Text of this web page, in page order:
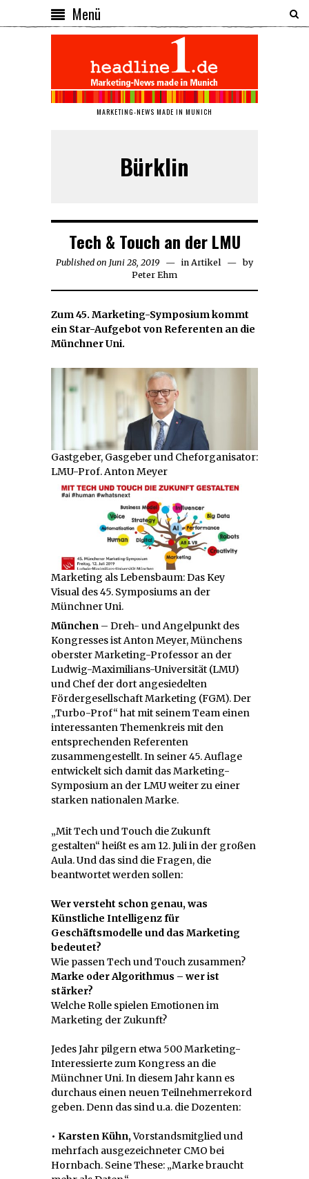
Menü
MARKETING-NEWS MADE IN MUNICH
Bürklin
Tech & Touch an der LMU
Published on Juni 28, 2019 Juni
28,
2019
in Artikel
by
Peter Ehm
Zum 45. Marketing-Symposium kommt
ein Star-Aufgebot von Referenten an die
Münchner Uni.
Gastgeber, Gasgeber und Cheforganisator:
LMU-Prof. Anton Meyer
Marketing als Lebensbaum: Das Key
Visual des 45. Symposiums an der
Münchner Uni.
München – Dreh- und Angelpunkt des
Kongresses ist Anton Meyer, Münchens
oberster Marketing-Professor an der
Ludwig-Maximilians-Universität (LMU)
und Chef der dort angesiedelten
Fördergesellschaft Marketing (FGM). Der
„Turbo-Prof“ hat mit seinem Team einen
interessanten Themenkreis mit den
entsprechenden Referenten
zusammengestellt. In seiner 45. Auflage
entwickelt sich damit das Marketing-
Symposium an der LMU weiter zu einer
starken nationalen Marke.
„Mit Tech und Touch die Zukunft
gestalten“ heißt es am 12. Juli in der großen
Aula. Und das sind die Fragen, die
beantwortet werden sollen:
Wer versteht schon genau, was
Künstliche Intelligenz für
Geschäftsmodelle und das Marketing
bedeutet?
Wie passen Tech und Touch zusammen?
Marke oder Algorithmus – wer ist
stärker?
Welche Rolle spielen Emotionen im
Marketing der Zukunft?
Jedes Jahr pilgern etwa 500 Marketing-
Interessierte zum Kongress an die
Münchner Uni. In diesem Jahr kann es
durchaus einen neuen Teilnehmerrekord
geben. Denn das sind u.a. die Dozenten:
• Karsten Kühn,Vorstandsmitglied und
mehrfach ausgezeichneter CMO bei
Hornbach. Seine These: „Marke braucht